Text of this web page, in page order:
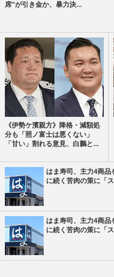
席”が引き金か、暴力決...
《伊勢ケ濱親方》降格・減額処
分も「照ノ富士は悪くない」
「甘い」割れる意見、白鵬と...
はま寿司、主力4商
に続く苦肉の策に「
はま寿司、主力4商
に続く苦肉の策に「